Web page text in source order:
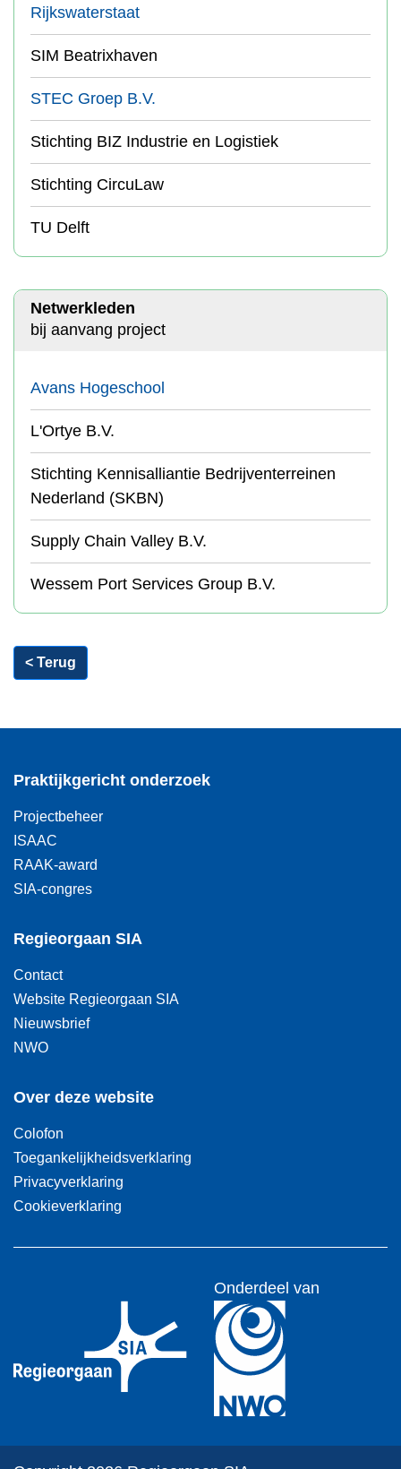
Rijkswaterstaat
SIM Beatrixhaven
STEC Groep B.V.
Stichting BIZ Industrie en Logistiek
Stichting CircuLaw
TU Delft
Netwerkleden
bij aanvang project
Avans Hogeschool
L'Ortye B.V.
Stichting Kennisalliantie Bedrijventerreinen
Nederland (SKBN)
Supply Chain Valley B.V.
Wessem Port Services Group B.V.
< Terug
Praktijkgericht onderzoek
Projectbeheer
ISAAC
RAAK-award
SIA-congres
Regieorgaan SIA
Contact
Website Regieorgaan SIA
Nieuwsbrief
NWO
Over deze website
Colofon
Toegankelijkheidsverklaring
Privacyverklaring
Cookieverklaring
Onderdeel van